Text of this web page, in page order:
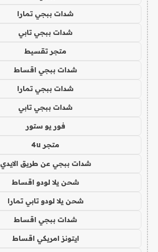
شدات ببجي تمارا
شدات ببجي تابي
متجر تقسيط
شدات ببجي اقساط
شدات ببجي تمارا
شدات ببجي تابي
فور يو ستور
متجر 4u
شدات ببجي عن طريق الايدي
شحن يلا لودو اقساط
شحن يلا لودو تابي تمارا
شدات ببجي اقساط
ايتونز امريكي اقساط